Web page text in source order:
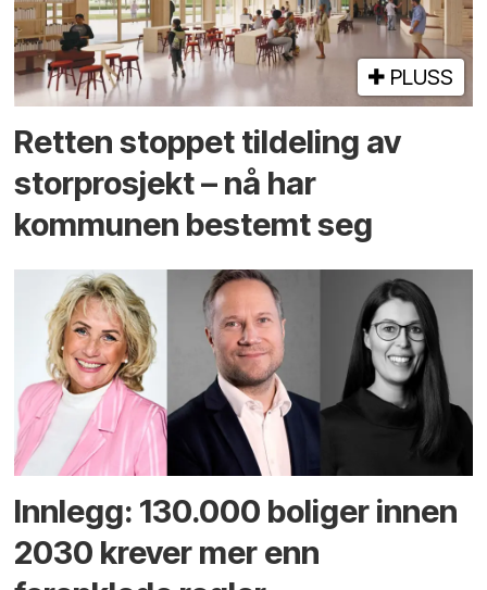
PLUSS
Retten stoppet tildeling av
storprosjekt – nå har
kommunen bestemt seg
Innlegg: 130.000 boliger innen
2030 krever mer enn